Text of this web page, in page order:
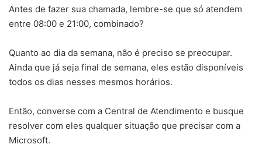
Antes de fazer sua chamada, lembre-se que só atendem
entre 08:00 e 21:00, combinado?
Quanto ao dia da semana, não é preciso se preocupar.
Ainda que já seja final de semana, eles estão disponíveis
todos os dias nesses mesmos horários.
Então, converse com a Central de Atendimento e busque
resolver com eles qualquer situação que precisar com a
Microsoft.